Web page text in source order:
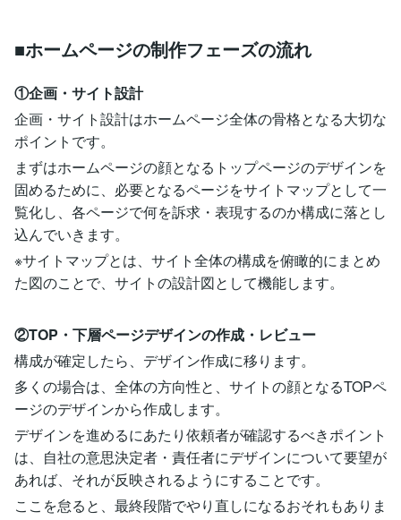
■ホームページの制作フェーズの流れ
①企画・サイト設計
企画・サイト設計はホームページ全体の骨格となる大切な
ポイントです。
まずはホームページの顔となるトップページのデザインを
固めるために、必要となるページをサイトマップとして一
覧化し、各ページで何を訴求・表現するのか構成に落とし
込んでいきます。
※サイトマップとは、サイト全体の構成を俯瞰的にまとめ
た図のことで、サイトの設計図として機能します。
②TOP・下層ページデザインの作成・レビュー
構成が確定したら、デザイン作成に移ります。
多くの場合は、全体の方向性と、サイトの顔となるTOPペ
ージのデザインから作成します。
デザインを進めるにあたり依頼者が確認するべきポイント
は、自社の意思決定者・責任者にデザインについて要望が
あれば、それが反映されるようにすることです。
ここを怠ると、最終段階でやり直しになるおそれもありま